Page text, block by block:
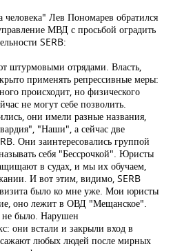
человека" Лев Пономарев обратился
МВД с просьбой оградить
SERB:
штурмовыми отрядами. Власть,
применять репрессивные меры:
происходит, но физического
не могут себе позволить.
они имели разные названия,
"Наши", а сейчас две
Они заинтересовались группой
себя "Бессрочкой". Юристы
в судах, и мы их обучаем,
И вот этим, видимо, SERB
визита было ко мне уже. Мои юристы
оно лежит в ОВД "Мещанское".
было. Нарушен
они встали и закрыли вход в
любых людей после мирных